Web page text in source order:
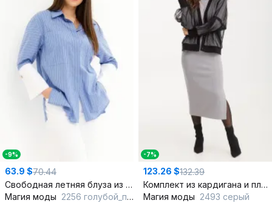
-9%
63.9 $70.44
Свободная летняя блуза из текстиля с удлиненной манжетой
Магия моды 2256 голубой_полоска
-7%
123.26 $132.39
Комплект из кардигана и платья из фактурного трикотажа
Магия моды 2493 серый